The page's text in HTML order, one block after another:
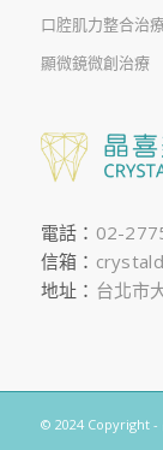
口腔肌力整合治
顯微鏡微創治療
電話： 02-
信箱：
地址： 台北市
© 2024 Copyright -